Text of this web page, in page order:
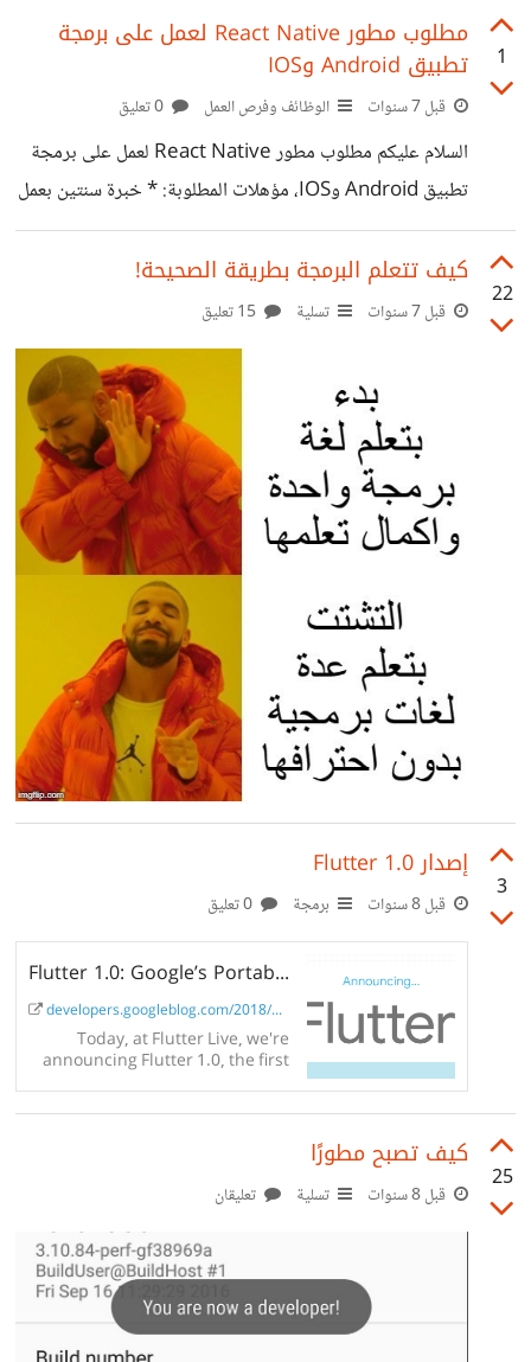
Instagram
1
مطلوب مطور React Native لعمل على برمجة
تطبيق Android وIOS
قبل 7 سنوات الوظائف وفرص العمل
السلام عليكم مطلوب مطور React Native لعمل على برمجة
تطبيق Android وIOS، مؤهلات المطلوبة: * خبرة سنتين بعمل
مع React / React Native (أو معرض أعمال قوي) * خبرة
في ES6 * خبرة في Redux * خبرة في React Native
خبرة بتعامل مع APIs * قدرة على كتابة كود نظيف وموثق
(**مهم جدًا**) إذا كنت تعتقد أنك شخص المناسب فرجاء
إرسال معرض أعمالك وحسابك على Github (إن وجد) إلى
mohamedyoussoufali[at]gmail.com
22
كيف تتعلم البرمجة بطريقة الصحيحة!
قبل 7 سنوات تسلية
3
إصدار Flutter 1.0
قبل 8 سنوات برمجة
Flutter 1.0: Google’s Portable UI Toolkit
developers.googleblog.com/2018/12/flutter-...
Today, at Flutter Live, we're
announcing Flutter 1.0, the first
stable release of Google's UI
25
كيف تصبح مطورًا
قبل 8 سنوات تسلية تعليقان